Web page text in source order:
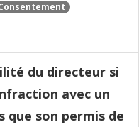
du directeur si
avec un
que son permis de